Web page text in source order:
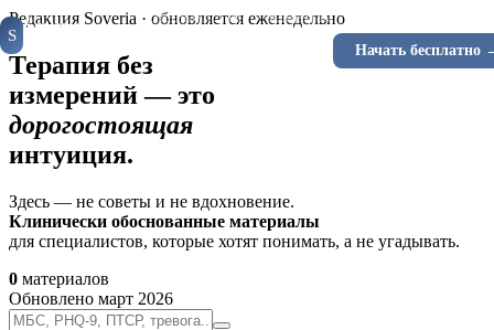
S Soveria Специалистам Клиентам
Начать бесплатно
Редакция Soveria · обновляется еженедельно
Терапия без
измерений — это
дорогостоящая
интуиция.
Здесь — не советы и не вдохновение.
Клинически обоснованные материалы
для специалистов, которые хотят понимать, а не угадывать.
0 материалов
Обновлено март 2026